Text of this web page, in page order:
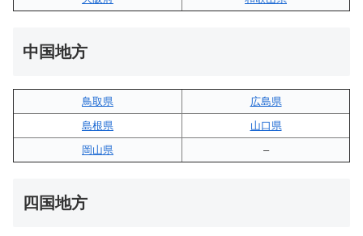
中国地方
鳥取県
広島県
島根県
山口県
岡山県
–
四国地方